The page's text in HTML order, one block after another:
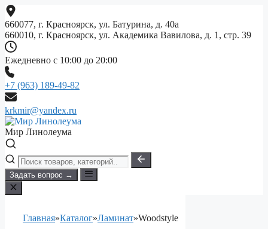
Перейти
к
содержимому
660077, г. Красноярск, ул. Батурина, д. 40а
660010, г. Красноярск, ул. Академика Вавилова, д. 1, стр. 39
Ежедневно с 10:00 до 20:00
+7 (963) 189-49-82
krkmir@yandex.ru
Мир Линолеума
Задать вопрос →
Главная»Каталог»Ламинат»Woodstyle